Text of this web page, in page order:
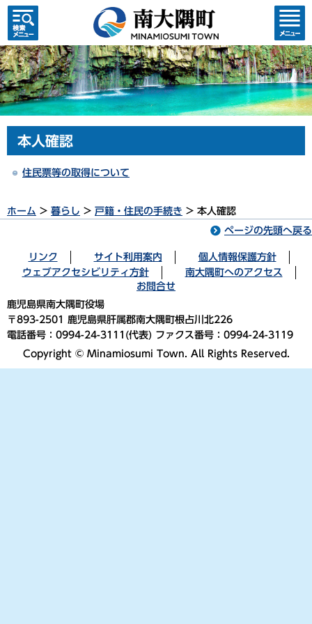
検索・
共通メ
ニュー
コンテ
ンツメ
ニュー
本人確認
住民票等の取得について
ホーム > 暮らし > 戸籍・住民の手続き > 本人確認
ページの先頭へ戻る
リンク サイト利用案内
個人情報保護方針
ウェブアクセシビリティ方針
南大隅町へのアクセス
お問合せ
鹿児島県南大隅町役場
〒893-2501 鹿児島県肝属郡南大隅町根占川北226
電話番号：0994-24-3111(代表) ファクス番号：0994-24-3119
Copyright © Minamiosumi Town. All Rights Reserved.